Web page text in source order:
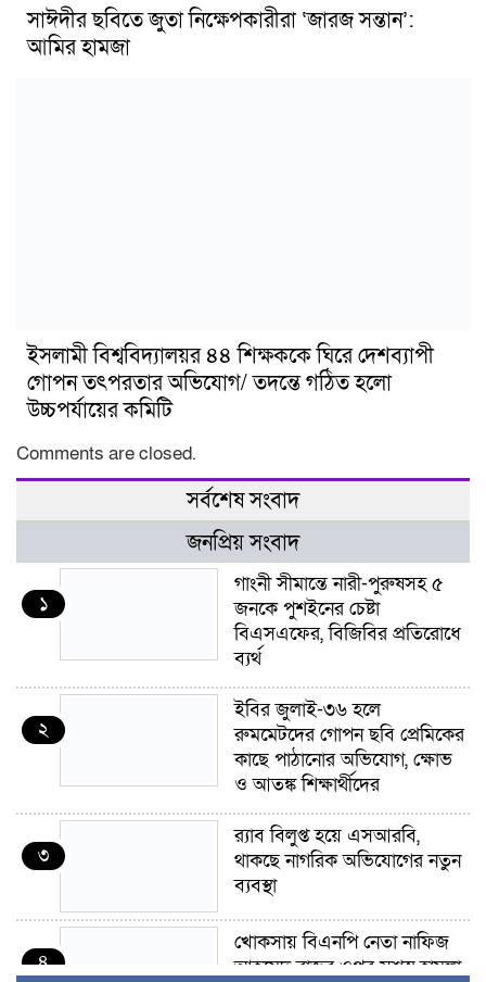
সাঈদীর ছবিতে জুতা নিক্ষেপকারীরা ‘জারজ সন্তান’:
আমির হামজা
ইসলামী বিশ্ববিদ্যালয়র ৪৪ শিক্ষককে ঘিরে দেশব্যাপী
গোপন তৎপরতার অভিযোগ/ তদন্তে গঠিত হলো
উচ্চপর্যায়ের কমিটি
Comments are closed.
সর্বশেষ সংবাদ
জনপ্রিয় সংবাদ
১
গাংনী সীমান্তে নারী-পুরুষসহ ৫
জনকে পুশইনের চেষ্টা
বিএসএফের, বিজিবির প্রতিরোধে
ব্যর্থ
২
ইবির জুলাই-৩৬ হলে
রুমমেটদের গোপন ছবি প্রেমিকের
কাছে পাঠানোর অভিযোগ, ক্ষোভ
ও আতঙ্ক শিক্ষার্থীদের
৩
র‍্যাব বিলুপ্ত হয়ে এসআরবি,
থাকছে নাগরিক অভিযোগের নতুন
ব্যবস্থা
৪
খোকসায় বিএনপি নেতা নাফিজ
আহমেদ রাজুর ওপর সশস্ত্র হামলা,